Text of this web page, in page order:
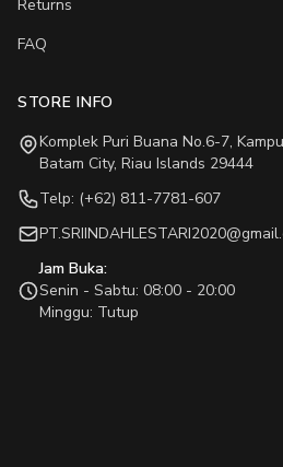
Returns
FAQ
STORE INFO
Komplek Puri Buana No.6-7,
Batam City, Riau Islands 29444
Telp: (+62) 811-7781-607
Jam Buka:
Senin - Sabtu: 08:00 - 20:00
Minggu: Tutup